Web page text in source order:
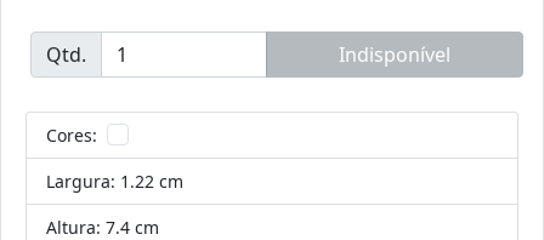
Qtd. Adicionar ao Carrinho
Cores:
Largura: 1.22 cm
Altura: 7.4 cm